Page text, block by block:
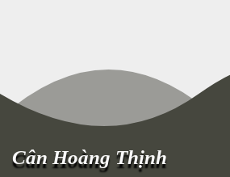
Cân Hoàng Thịnh